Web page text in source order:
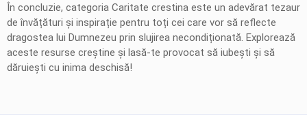
În concluzie, categoria Caritate crestina este un adevărat tezaur
de învățături și inspirație pentru toți cei care vor să reflecte
dragostea lui Dumnezeu prin slujirea necondiționată. Explorează
aceste resurse creștine și lasă-te provocat să iubești și să
dăruiești cu inima deschisă!